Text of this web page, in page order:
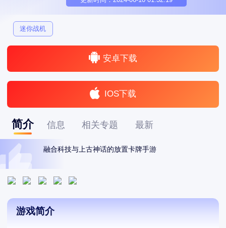
迷你战机
安卓下载
IOS下载
简介 信息 相关专题 最新
融合科技与上古神话的放置卡牌手游
游戏简介